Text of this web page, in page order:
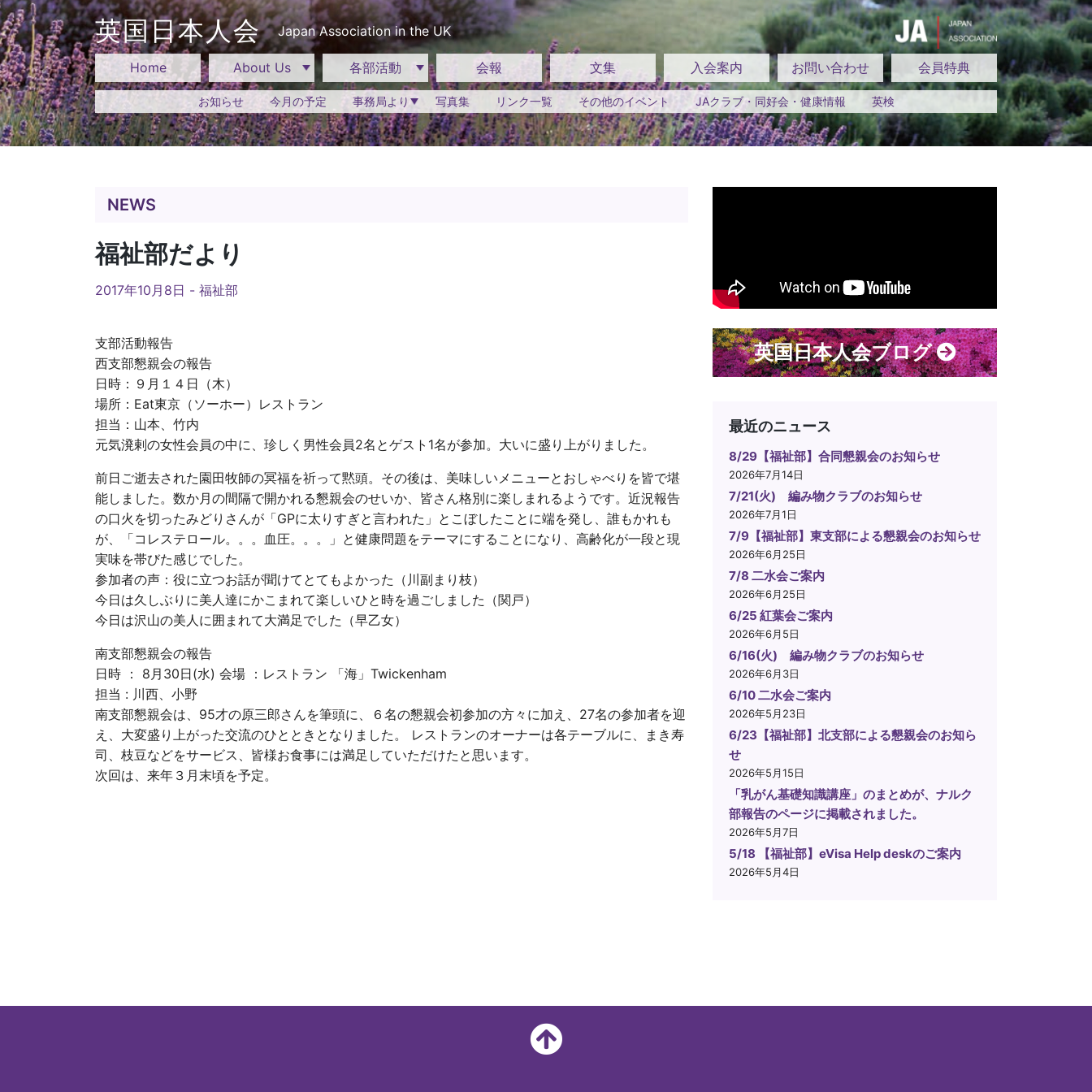
Skip
to
content
英国日本人会 Japan Association in the UK
Home About Us 各部活動 会報 文集 入会案内 お問い合わせ 会員特典
お知らせ 今月の予定 事務局より 写真集 リンク一覧 その他のイベント JAクラブ・同好会・健康情報 英検
NEWS
福祉部だより
2017年10月8日 - 福祉部
支部活動報告
西支部懇親会の報告
日時：９月１４日（木）
場所：Eat東京（ソーホー）レストラン
担当：山本、竹内
元気溌剌の女性会員の中に、珍しく男性会員2名とゲスト1名が参加。大いに盛り上がりました。
前日ご逝去された園田牧師の冥福を祈って黙頭。その後は、美味しいメニューとおしゃべりを皆で堪
能しました。数か月の間隔で開かれる懇親会のせいか、皆さん格別に楽しまれるようです。近況報告
の口火を切ったみどりさんが「GPに太りすぎと言われた」とこぼしたことに端を発し、誰もかれも
が、「コレステロール。。。血圧。。。」と健康問題をテーマにすることになり、高齢化が一段と現
実味を帯びた感じでした。
参加者の声：役に立つお話が聞けてとてもよかった（川副まり枝）
今日は久しぶりに美人達にかこまれて楽しいひと時を過ごしました（関戸）
今日は沢山の美人に囲まれて大満足でした（早乙女）
南支部懇親会の報告
日時 ： 8月30日(水) 会場 ：レストラン 「海」Twickenham
担当 : 川西、小野
南支部懇親会は、95才の原三郎さんを筆頭に、６名の懇親会初参加の方々に加え、27名の参加者を迎
え、大変盛り上がった交流のひとときとなりました。 レストランのオーナーは各テーブルに、まき寿
司、枝豆などをサービス、皆様お食事には満足していただけたと思います。
次回は、来年３月末頃を予定。
英国日本人会ブログ
最近のニュース
8/29【福祉部】合同懇親会のお知らせ
2026年7月14日
7/21(火) 編み物クラブのお知らせ
2026年7月1日
7/9【福祉部】東支部による懇親会のお知らせ
2026年6月25日
7/8 二水会ご案内
2026年6月25日
6/25 紅葉会ご案内
2026年6月5日
6/16(火) 編み物クラブのお知らせ
2026年6月3日
6/10 二水会ご案内
2026年5月23日
6/23【福祉部】北支部による懇親会のお知ら
せ
2026年5月15日
「乳がん基礎知識講座」のまとめが、ナルク
部報告のページに掲載されました。
2026年5月7日
5/18 【福祉部】eVisa Help deskのご案内
2026年5月4日